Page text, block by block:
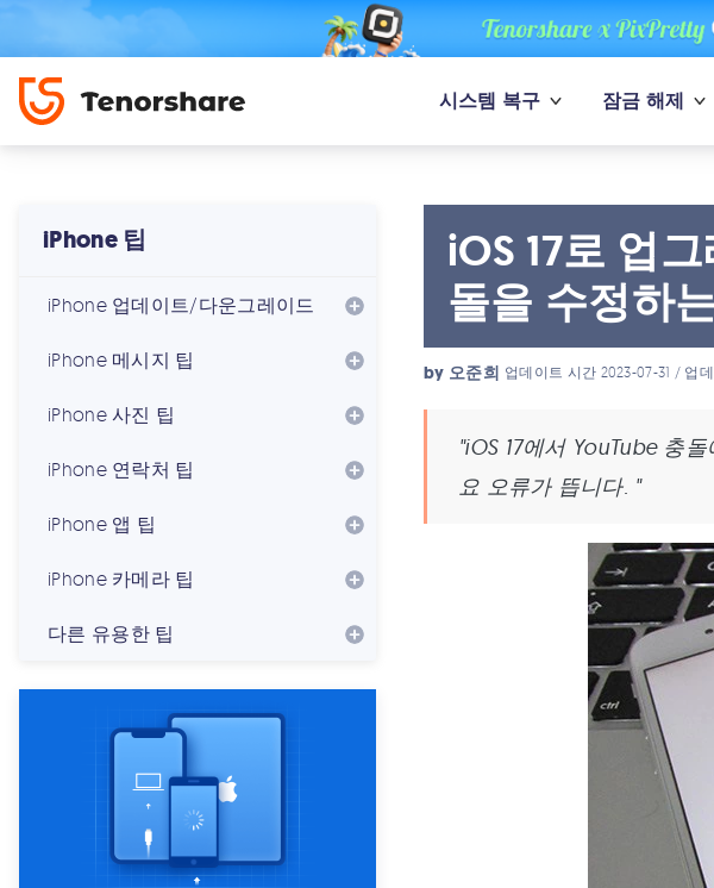
시스템 복구 잠금 해제
iPhone 팁
iPhone 업데이트/다운그레이드
iPhone 메시지 팁
iPhone 사진 팁
iPhone 연락처 팁
iPhone 앱 팁
iPhone 카메라 팁
다른 유용한 팁
iOS 17로 업
돌을 수정하
by 오준희 업데이트 시간 2023-07-31 / 업
"iOS 17에서 YouTube 충
요 오류가 뜹니다. "